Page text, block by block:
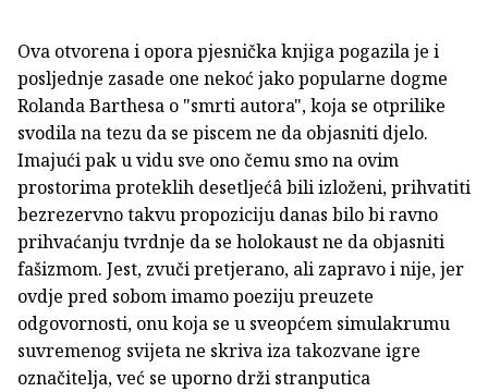
Ova otvorena i opora pjesnička knjiga pogazila je i
posljednje zasade one nekoć jako popularne dogme
Rolanda Barthesa o "smrti autora", koja se otprilike
svodila na tezu da se piscem ne da objasniti djelo.
Imajući pak u vidu sve ono čemu smo na ovim
prostorima proteklih desetljećâ bili izloženi, prihvatiti
bezrezervno takvu propoziciju danas bilo bi ravno
prihvaćanju tvrdnje da se holokaust ne da objasniti
fašizmom. Jest, zvuči pretjerano, ali zapravo i nije, jer
ovdje pred sobom imamo poeziju preuzete
odgovornosti, onu koja se u sveopćem simulakrumu
suvremenog svijeta ne skriva iza takozvane igre
označitelja, već se uporno drži stranputica